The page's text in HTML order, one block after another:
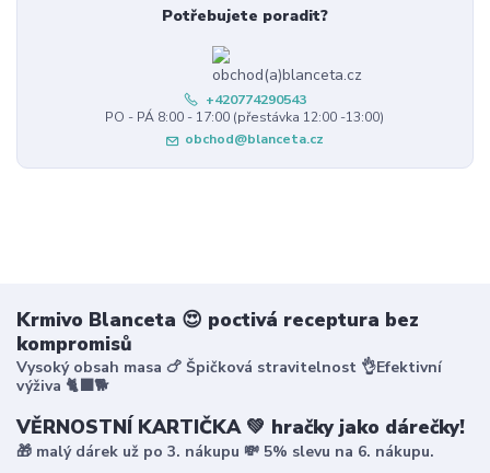
Potřebujete poradit?
+420774290543
PO - PÁ 8:00 - 17:00 (přestávka 12:00 -13:00)
obchod@blanceta.cz
Krmivo Blanceta 😍 poctivá receptura bez
kompromisů
Vysoký obsah masa 🍗 Špičková stravitelnost 👌Efektivní
výživa 🐈‍⬛🐕
VĚRNOSTNÍ KARTIČKA 💚 hračky jako dárečky!
🎁 malý dárek už po 3. nákupu 💸 5% slevu na 6. nákupu.